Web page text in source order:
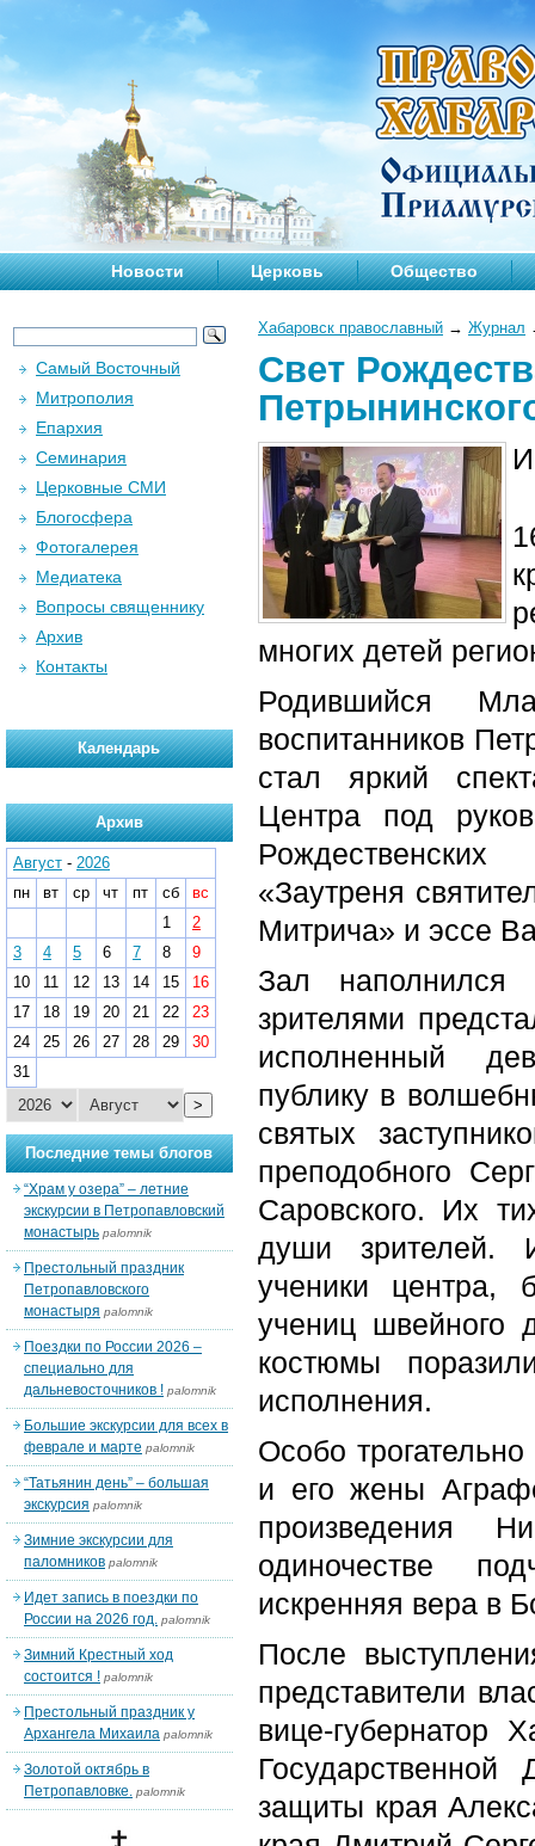
Новости Церковь Общество
Хабаровск православный → Журнал
Свет
многих детей
Родившийся
воспитанников
стал яркий
Центра под
«Заутреня
Митрича» и эссе
Зал наполнился
зрителями
исполненный
публику в
святых
преподобного
Саровского. Их
души зрителей.
ученики центра,
учениц швейного
костюмы
исполнения.
Особо
и его жены
произведения
одиночестве
искренняя вера в
После
представители
вице-губернатор
защиты края
Самый Восточный
Митрополия
Епархия
Семинария
Церковные СМИ
Блогосфера
Фотогалерея
Медиатека
Вопросы священнику
Архив
Контакты
Календарь
Архив
Август - 2026
пн
вт ср чт пт сб
вс
1
2
3
4 5 6 7 8
9
10
11 12 13 14 15
16
17
18 19 20 21 22
23
24
25 26 27 28 29
30
31
>
Последние темы блогов
“Храм у озера” – летние
экскурсии в Петропавловский
монастырь palomnik
Престольный праздник
Петропавловского
монастыря palomnik
Поездки по России 2026 –
специально для
дальневосточников ! palomnik
Большие экскурсии для всех в
феврале и марте palomnik
“Татьянин день” – большая
экскурсия palomnik
Зимние экскурсии для
паломников palomnik
Идет запись в поездки по
России на 2026 год. palomnik
Зимний Крестный ход
состоится ! palomnik
Престольный праздник у
Архангела Михаила palomnik
Золотой октябрь в
Петропавловке. palomnik